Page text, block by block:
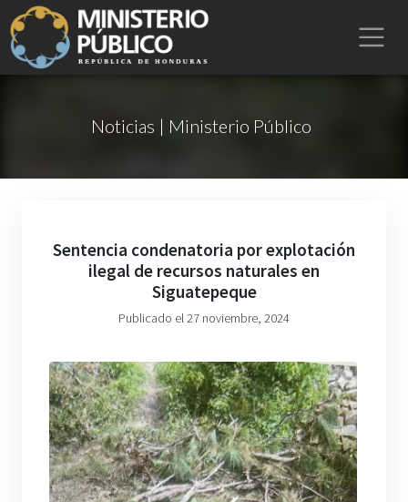
Noticias | Ministerio Público
Sentencia condenatoria por explotación
ilegal de recursos naturales en
Siguatepeque
Publicado el 27 noviembre, 2024